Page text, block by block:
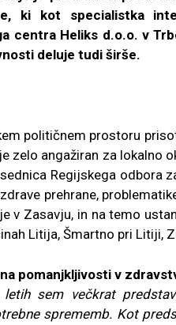
ki kot specialistka
centra Heliks d.o.o. v
deluje tudi širše.
političnem prostoru
zelo angažiran za lokalno
Regijskega odbora
prehrane,
v Zasavju, in na temo
Litija, Šmartno pri Litiji,
pomanjkljivosti v
letih sem večkrat
sprememb. Kot